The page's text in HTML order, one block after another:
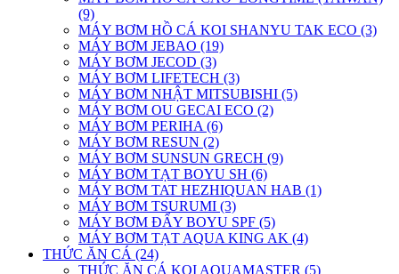
(9)
MÁY BƠM HỒ CÁ KOI SHANYU TAK ECO (3)
MÁY BƠM JEBAO (19)
MÁY BƠM JECOD (3)
MÁY BƠM LIFETECH (3)
MÁY BƠM NHẬT MITSUBISHI (5)
MÁY BƠM OU GECAI ECO (2)
MÁY BƠM PERIHA (6)
MÁY BƠM RESUN (2)
MÁY BƠM SUNSUN GRECH (9)
MÁY BƠM TẠT BOYU SH (6)
MÁY BƠM TAT HEZHIQUAN HAB (1)
MÁY BƠM TSURUMI (3)
MÁY BƠM ĐẨY BOYU SPF (5)
MÁY BƠM TẠT AQUA KING AK (4)
THỨC ĂN CÁ (24)
THỨC ĂN CÁ KOI AQUAMASTER (5)